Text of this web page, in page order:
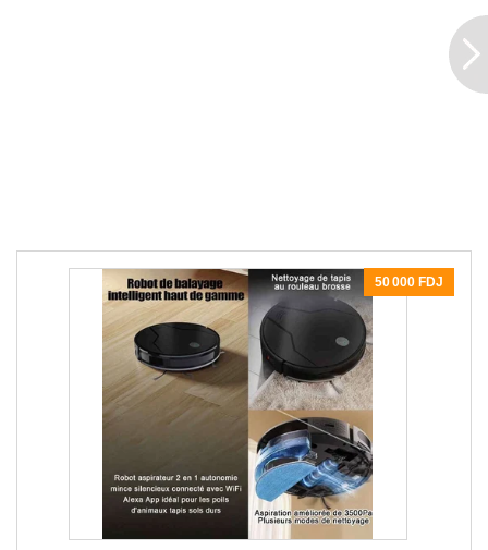
50 000 FDJ